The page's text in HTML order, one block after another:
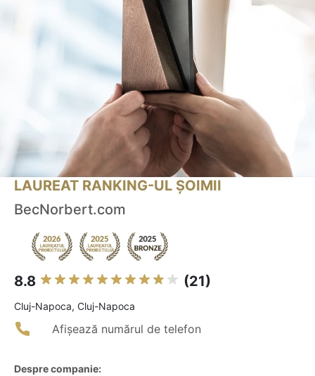
LAUREAT RANKING-UL ȘOIMII
BecNorbert.com
8.8 (21)
Cluj-Napoca, Cluj-Napoca
Afișează numărul de telefon
Despre companie: